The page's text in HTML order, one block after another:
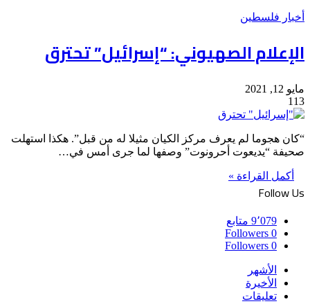
أخبار فلسطين
الإعلام الصهيوني: “إسرائيل” تحترق
مايو 12, 2021
113
“كان هجوما لم يعرف مركز الكيان مثيلا له من قبل”. هكذا استهلت
صحيفة “يديعوت أحرونوت” وصفها لما جرى أمس في…
أكمل القراءة »
Follow Us
9٬079 متابع
0
Followers
0
Followers
الأشهر
الأخيرة
تعليقات